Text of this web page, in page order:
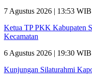
7 Agustus 2026 | 13:53 WIB
Ketua TP PKK Kabupaten
Kecamatan
6 Agustus 2026 | 19:30 WIB
Kunjungan Silaturahmi